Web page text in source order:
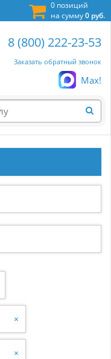
0 позиций
на сумму0 руб.
8 (800) 222-23-53
Заказать обратный звонок
Max!
×
×